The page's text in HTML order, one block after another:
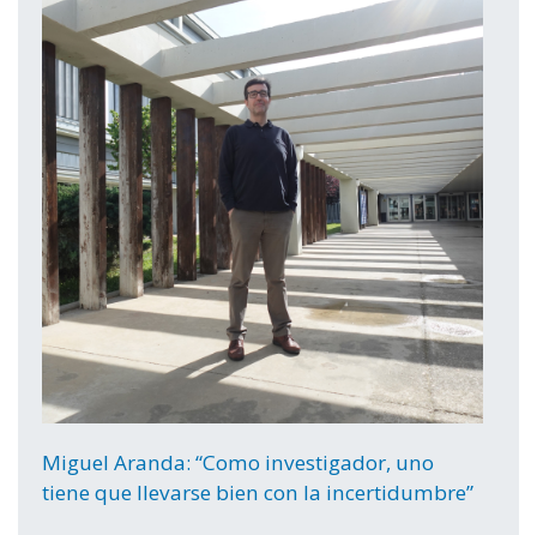
Miguel Aranda: “Como investigador, uno
tiene que llevarse bien con la incertidumbre”